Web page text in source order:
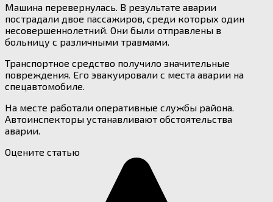
Машина перевернулась. В результате аварии
пострадали двое пассажиров, среди которых один
несовершеннолетний. Они были отправлены в
больницу с различными травмами.
Транспортное средство получило значительные
повреждения. Его эвакуировали с места аварии на
спецавтомобиле.
На месте работали оперативные службы района.
Автоинспекторы устанавливают обстоятельства
аварии.
Оцените статью